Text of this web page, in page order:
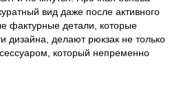
вид даже после активного
фактурные детали, которые
дизайна, делают рюкзак не только
который непременно